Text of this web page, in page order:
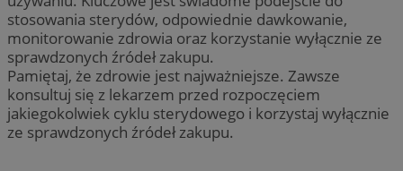
stosowania sterydów, odpowiednie dawkowanie,
monitorowanie zdrowia oraz korzystanie wyłącznie ze
sprawdzonych źródeł zakupu.
Pamiętaj, że zdrowie jest najważniejsze. Zawsze
konsultuj się z lekarzem przed rozpoczęciem
jakiegokolwiek cyklu sterydowego i korzystaj wyłącznie
ze sprawdzonych źródeł zakupu.